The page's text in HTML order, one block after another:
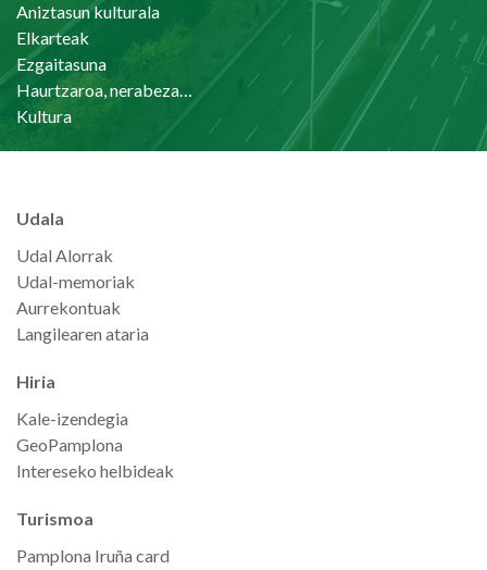
Aniztasun kulturala
Elkarteak
Ezgaitasuna
Haurtzaroa, nerabezaroa eta familia
Kultura
Udala
Udal Alorrak
Udal-memoriak
Aurrekontuak
Langilearen ataria
Hiria
Kale-izendegia
GeoPamplona
Intereseko helbideak
Turismoa
Pamplona Iruña card